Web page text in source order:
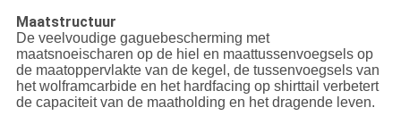
Maatstructuur
De veelvoudige gaguebescherming met
maatsnoeischaren op de hiel en maattussenvoegsels op
de maatoppervlakte van de kegel, de tussenvoegsels van
het wolframcarbide en het hardfacing op shirttail verbetert
de capaciteit van de maatholding en het dragende leven.